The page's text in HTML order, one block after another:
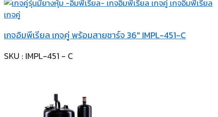
เกจอิมพีเรียล เกจคู่ พร้อมสายชาร์จ 36″ IMPL-451-C
SKU : IMPL-451 - C